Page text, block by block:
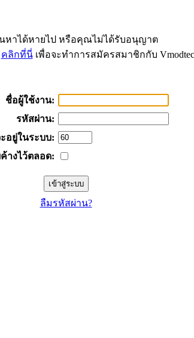
าได้หายไป หรือคุณไม่ได้รับอนุญาต
คลิกที่นี่เพื่อจะทำการสมัครสมาชิกกับ
ชื่อผู้ใช้งาน:
รหัสผ่าน:
อยู่ในระบบ:
างไว้ตลอด:
ลืมรหัสผ่าน?